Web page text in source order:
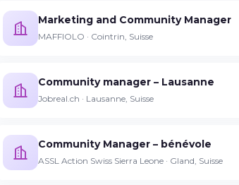
Marketing and Community Manager
MAFFIOLO · Cointrin, Suisse
Community manager – Lausanne
Jobreal.ch · Lausanne, Suisse
Community Manager – bénévole
ASSL Action Swiss Sierra Leone · Gland, Suisse
Continuer sur Android
Se connecter sur le web
navigateur